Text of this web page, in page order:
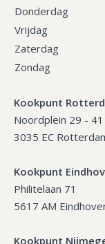
Donderdag
Vrijdag
Zaterdag
Zondag
Kookpunt
Noordplein 29 - 41
3035 EC
Kookpunt
Philitelaan 71
5617 AM
Kookpunt